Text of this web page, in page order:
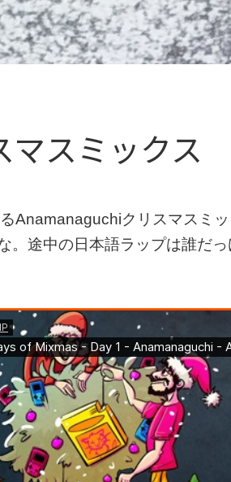
マスミックス
Anamanaguchiクリスマスミ
。途中の日本語ラップは誰だ